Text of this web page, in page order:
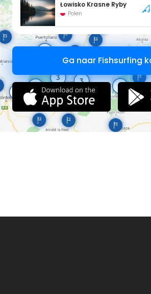
Łowisko Krasne Ryby
Polen
Ga naar Fishsurfing